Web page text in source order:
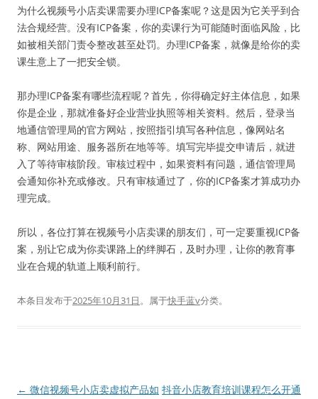
为什么视频号小店卖课需要办理ICP备案呢？这是因为它关乎到合
法合规经营。没有ICP备案，你的卖课行为可能随时面临风险，比
如被相关部门责令整改甚至处罚。办理ICP备案，就像是给你的卖
课生意上了一把安全锁。
那办理ICP备案有哪些流程呢？首先，你得确定好主体信息，如果
你是企业，那就准备好企业营业执照等相关资料。然后，登录当
地通信管理局的官方网站，按照指引填写各种信息，像网站名
称、网站用途、服务器所在地等等。填写完毕提交申请后，就进
入了等待审核阶段。审核过程中，如果资料有问题，通信管理局
会通知你补充或修改。只有审核通过了，你的ICP备案才算成功办
理完成。
所以，各位打算在视频号小店卖课的朋友们，可一定要重视ICP备
案，别让它成为你卖课路上的绊脚石，及时办理，让你的教育事
业在合规的轨道上顺利前行。
本条目发布于2025年10月31日。属于快手蓝v分类。
文
← 微信视频号小店卖虚拟产品如 抖音小店教育培训课程怎么开通